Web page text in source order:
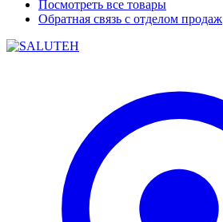
Посмотреть все товары
Обратная связь с отделом продаж